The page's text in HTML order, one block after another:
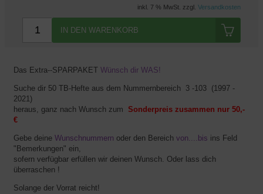
inkl. 7 % MwSt. zzgl. Versandkosten
IN DEN WARENKORB
Das Extra--SPARPAKET Wünsch dir WAS!
Suche dir 50 TB-Hefte aus dem Nummernbereich 3 -103 (1997 -
2021)
heraus, ganz nach Wunsch zum Sonderpreis zusammen nur 50,-
€
Gebe deine Wunschnummern oder den Bereich von....bis ins Feld
"Bemerkungen" ein,
sofern verfügbar erfüllen wir deinen Wunsch. Oder lass dich
überraschen !
Solange der Vorrat reicht!